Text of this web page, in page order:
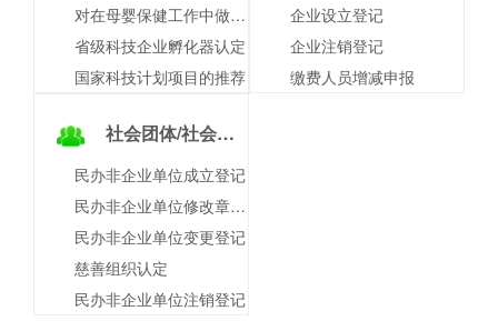
对在母婴保健工作中做出显著成绩和在母婴保健科学研究中取得显著成果的组织和个人的奖励
省级科技企业孵化器认定
国家科技计划项目的推荐
企业设立登记
企业注销登记
缴费人员增减申报
社会团体/社会组织
民办非企业单位成立登记
民办非企业单位修改章程核准
民办非企业单位变更登记
慈善组织认定
民办非企业单位注销登记